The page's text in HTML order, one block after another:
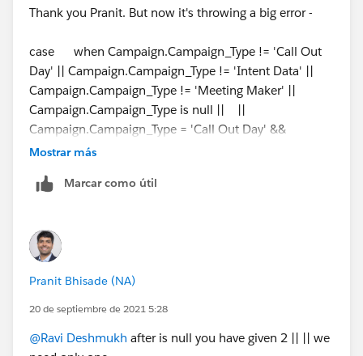
Thank you Pranit. But now it's throwing a big error -
case when Campaign.Campaign_Type != 'Call Out
Day' || Campaign.Campaign_Type != 'Intent Data' ||
Campaign.Campaign_Type != 'Meeting Maker' ||
Campaign.Campaign_Type is null || ||
Campaign.Campaign_Type = 'Call Out Day' &&
CFCR_Meeting_Set__c = 'true' ||
CFCR_Meeting_Set__c = 'true' ||
'LeadOrContactId' else null || end
Mostrar más
Marcar como útil
Pranit Bhisade (NA)
20 de septiembre de 2021 5:28
@Ravi Deshmukh after is null you have given 2 || || we